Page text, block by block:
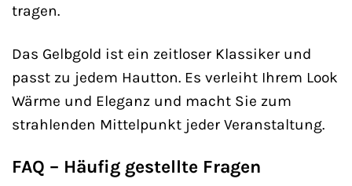
tragen.
Das Gelbgold ist ein zeitloser Klassiker und
passt zu jedem Hautton. Es verleiht Ihrem Look
Wärme und Eleganz und macht Sie zum
strahlenden Mittelpunkt jeder Veranstaltung.
FAQ – Häufig gestellte Fragen